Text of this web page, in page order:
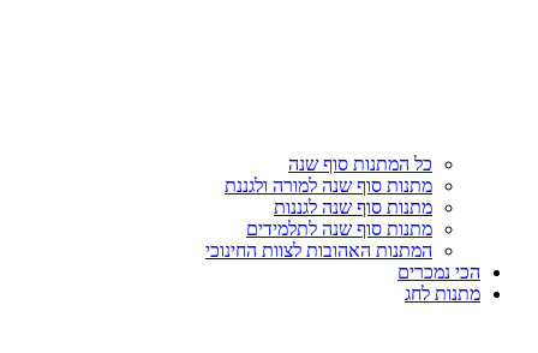
כל המתנות סוף שנה
מתנות סוף שנה למורה ולגננת
מתנות סוף שנה לגננות
מתנות סוף שנה לתלמידים
המתנות האהובות לצוות החינוכי
הכי נמכרים
מתנות לחג